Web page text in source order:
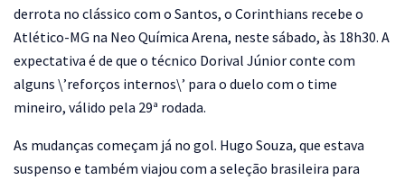
derrota no clássico com o Santos, o Corinthians recebe o
Atlético-MG na Neo Química Arena, neste sábado, às 18h30. A
expectativa é de que o técnico Dorival Júnior conte com
alguns \’reforços internos\’ para o duelo com o time
mineiro, válido pela 29ª rodada.
As mudanças começam já no gol. Hugo Souza, que estava
suspenso e também viajou com a seleção brasileira para